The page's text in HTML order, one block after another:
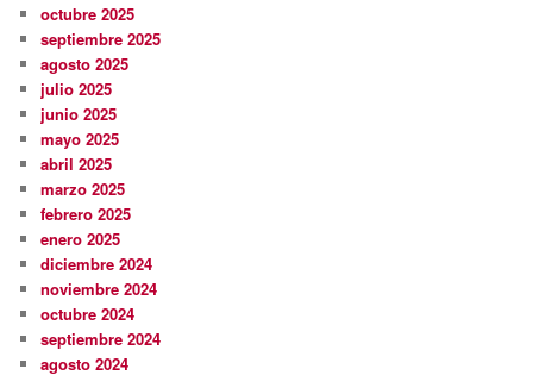
octubre 2025
septiembre 2025
agosto 2025
julio 2025
junio 2025
mayo 2025
abril 2025
marzo 2025
febrero 2025
enero 2025
diciembre 2024
noviembre 2024
octubre 2024
septiembre 2024
agosto 2024